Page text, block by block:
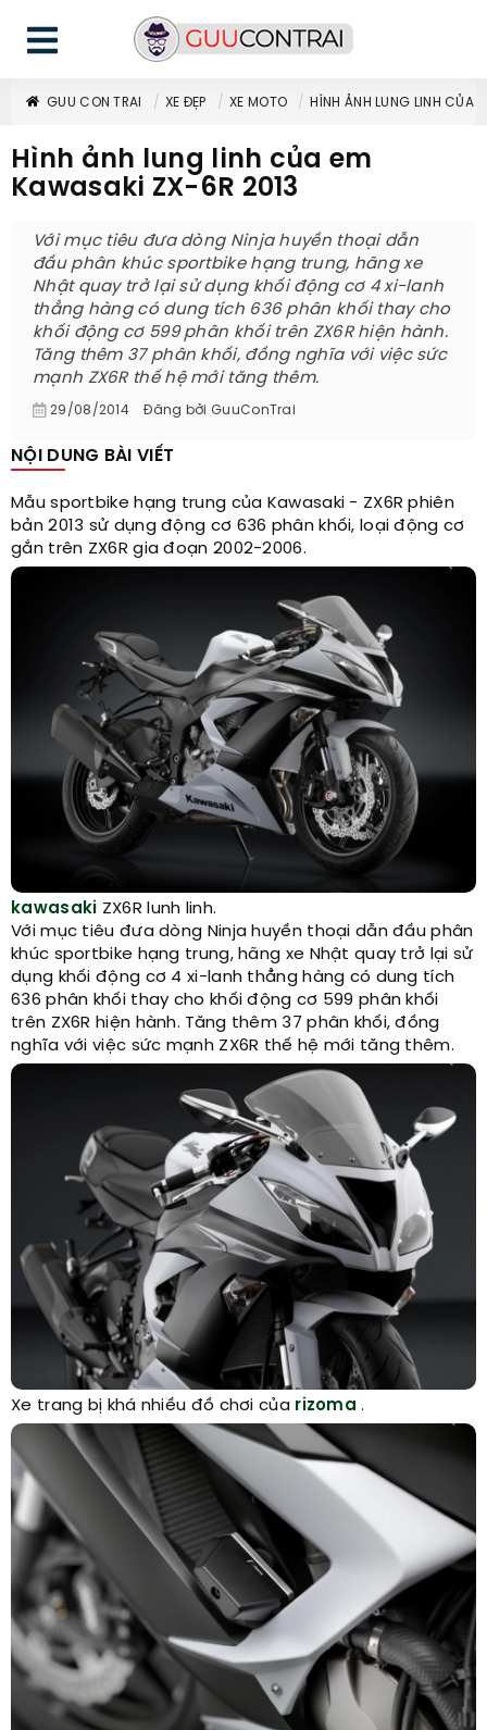
GUU CON TRAI XE ĐẸP XE MOTO HÌNH ẢNH LUNG LINH CỦA
Hình ảnh lung linh của em
Kawasaki ZX-6R 2013
Với mục tiêu đưa dòng Ninja huyền thoại dẫn
đầu phân khúc sportbike hạng trung, hãng xe
Nhật quay trở lại sử dụng khối động cơ 4 xi-lanh
thẳng hàng có dung tích 636 phân khối thay cho
khối động cơ 599 phân khối trên ZX6R hiện hành.
Tăng thêm 37 phân khối, đồng nghĩa với việc sức
mạnh ZX6R thế hệ mới tăng thêm.
29/08/2014 Đăng bởi GuuConTrai
NỘI DUNG BÀI VIẾT
Mẫu sportbike hạng trung của Kawasaki - ZX6R phiên
bản 2013 sử dụng động cơ 636 phân khối, loại động cơ
gắn trên ZX6R gia đoạn 2002-2006.
kawasaki ZX6R lunh linh.​
Với mục tiêu đưa dòng Ninja huyền thoại dẫn đầu phân
khúc sportbike hạng trung, hãng xe Nhật quay trở lại sử
dụng khối động cơ 4 xi-lanh thẳng hàng có dung tích
636 phân khối thay cho khối động cơ 599 phân khối
trên ZX6R hiện hành. Tăng thêm 37 phân khối, đồng
nghĩa với việc sức mạnh ZX6R thế hệ mới tăng thêm.
Xe trang bị khá nhiều đồ chơi của rizoma .